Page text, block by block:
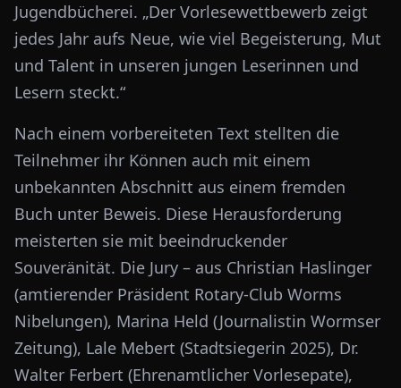
Jugendbücherei. „Der Vorlesewettbewerb zeigt
jedes Jahr aufs Neue, wie viel Begeisterung, Mut
und Talent in unseren jungen Leserinnen und
Lesern steckt.“
Nach einem vorbereiteten Text stellten die
Teilnehmer ihr Können auch mit einem
unbekannten Abschnitt aus einem fremden
Buch unter Beweis. Diese Herausforderung
meisterten sie mit beeindruckender
Souveränität. Die Jury – aus Christian Haslinger
(amtierender Präsident Rotary-Club Worms
Nibelungen), Marina Held (Journalistin Wormser
Zeitung), Lale Mebert (Stadtsiegerin 2025), Dr.
Walter Ferbert (Ehrenamtlicher Vorlesepate),